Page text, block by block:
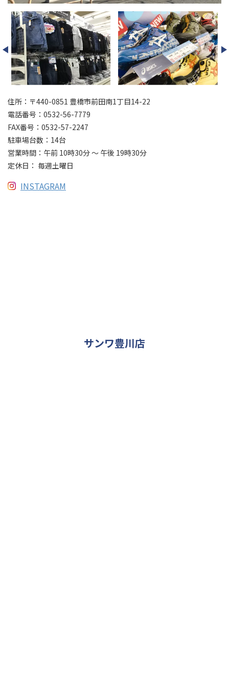
住所：〒440-0851 豊橋市前田南1丁目14-22
電話番号：0532-56-7779
FAX番号：0532-57-2247
駐車場台数：14台
営業時間：午前 10時30分 ～ 午後 19時30分
定休日： 毎週土曜日
INSTAGRAM
サンワ豊川店